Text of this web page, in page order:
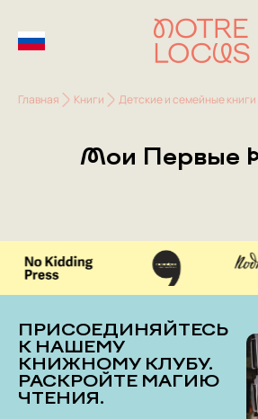
Главная Книги Детские и семейные книги
Мои Первые
ПРИСОЕДИНЯЙТЕСЬ
К НАШЕМУ
КНИЖНОМУ КЛУБУ.
РАСКРОЙТЕ МАГИЮ
ЧТЕНИЯ.